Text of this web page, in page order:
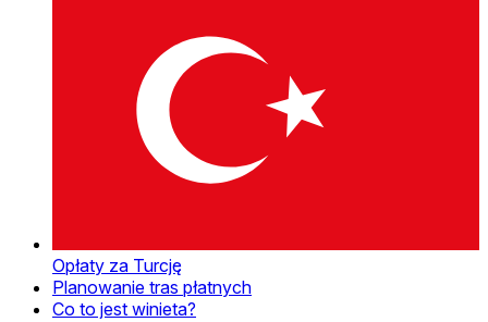
Opłaty za Turcję
Planowanie tras płatnych
Co to jest winieta?